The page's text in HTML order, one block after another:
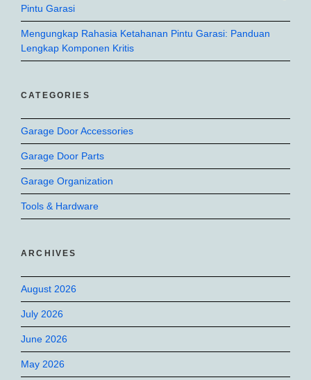
Pintu Garasi
Mengungkap Rahasia Ketahanan Pintu Garasi: Panduan
Lengkap Komponen Kritis
CATEGORIES
Garage Door Accessories
Garage Door Parts
Garage Organization
Tools & Hardware
ARCHIVES
August 2026
July 2026
June 2026
May 2026